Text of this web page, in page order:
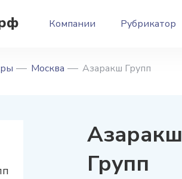
Компании Рубрикатор
Москва Азаракш Групп
Азаракш
Групп